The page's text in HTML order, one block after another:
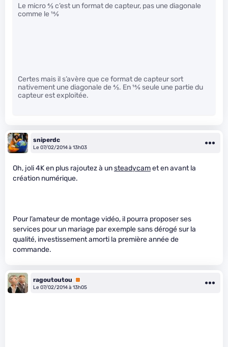
Le micro4⁄3c’est un format de capteur, pas une diagonale
comme le 16⁄9
Certes mais il s’avère que ce format de capteur sort
nativement une diagonale de 4⁄3. En16⁄9seule une partie du
capteur est exploitée.
sniperdc
Le 07/02/2014 à 13h03
Oh, joli 4K en plus rajoutez à unsteadycamet en avant la
création numérique.
Pour l’amateur de montage vidéo, il pourra proposer ses
services pour un mariage par exemple sans dérogé sur la
qualité, investissement amorti la première année de
commande.
ragoutoutou
Premium
Le 07/02/2014 à 13h05